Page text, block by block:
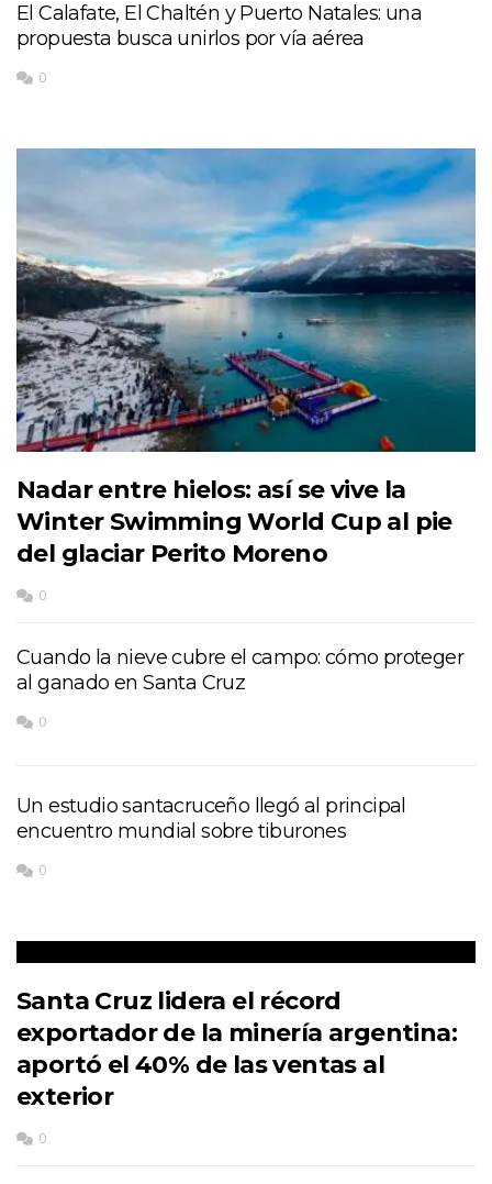
El Calafate, El Chaltén y Puerto Natales: una
propuesta busca unirlos por vía aérea
0
Nadar entre hielos: así se vive la
Winter Swimming World Cup al pie
del glaciar Perito Moreno
0
Cuando la nieve cubre el campo: cómo proteger
al ganado en Santa Cruz
0
Un estudio santacruceño llegó al principal
encuentro mundial sobre tiburones
0
Santa Cruz lidera el récord
exportador de la minería argentina:
aportó el 40% de las ventas al
exterior
0